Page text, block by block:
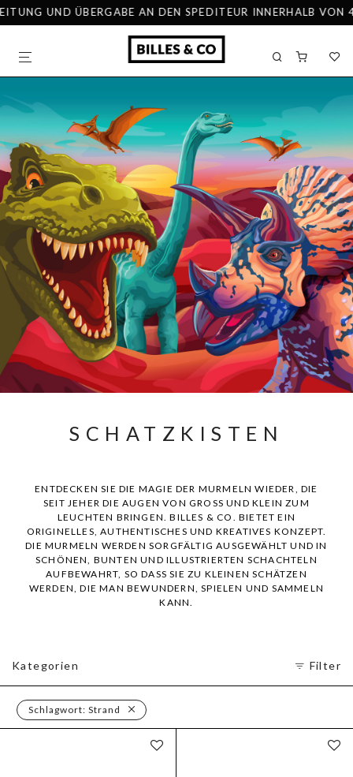
UND ÜBERGABE AN DEN SPEDITEUR INNERHALB
SCHATZKISTEN
ENTDECKEN SIE DIE MAGIE DER MURMELN WIEDER, DIE
SEIT JEHER DIE AUGEN VON GROSS UND KLEIN ZUM
LEUCHTEN BRINGEN. BILLES & CO. BIETET EIN
ORIGINELLES, AUTHENTISCHES UND KREATIVES KONZEPT.
DIE MURMELN WERDEN SORGFÄLTIG AUSGEWÄHLT UND IN
SCHÖNEN, BUNTEN UND ILLUSTRIERTEN SCHACHTELN
AUFBEWAHRT, SO DASS SIE ZU KLEINEN SCHÄTZEN
WERDEN, DIE MAN BEWUNDERN, SPIELEN UND SAMMELN
KANN.
Kategorien Filter
Schlagwort: Strand